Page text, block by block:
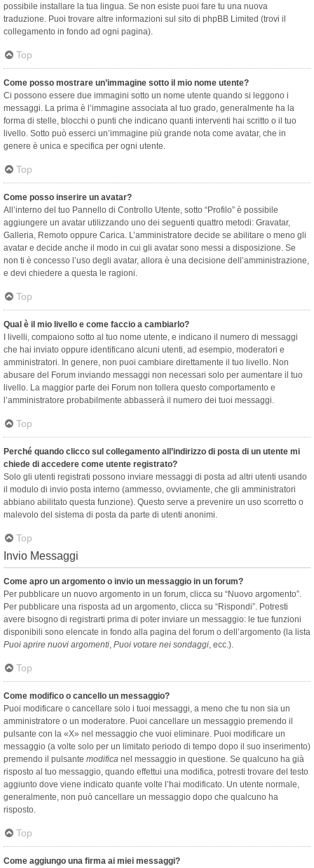
possibile installare la tua lingua. Se non esiste puoi fare tu una nuova
traduzione. Puoi trovare altre informazioni sul sito di phpBB Limited (trovi il
collegamento in fondo ad ogni pagina).
Top
Come posso mostrare un’immagine sotto il mio nome utente?
Ci possono essere due immagini sotto un nome utente quando si leggono i
messaggi. La prima è l’immagine associata al tuo grado, generalmente ha la
forma di stelle, blocchi o punti che indicano quanti interventi hai scritto o il tuo
livello. Sotto può esserci un’immagine più grande nota come avatar, che in
genere è unica e specifica per ogni utente.
Top
Come posso inserire un avatar?
All’interno del tuo Pannello di Controllo Utente, sotto “Profilo” è possibile
aggiungere un avatar utilizzando uno dei seguenti quattro metodi: Gravatar,
Galleria, Remoto oppure Carica. L’amministratore decide se abilitare o meno gli
avatar e decide anche il modo in cui gli avatar sono messi a disposizione. Se
non ti è concesso l’uso degli avatar, allora è una decisione dell’amministrazione,
e devi chiedere a questa le ragioni.
Top
Qual è il mio livello e come faccio a cambiarlo?
I livelli, compaiono sotto al tuo nome utente, e indicano il numero di messaggi
che hai inviato oppure identificano alcuni utenti, ad esempio, moderatori e
amministratori. In genere, non puoi cambiare direttamente il tuo livello. Non
abusare del Forum inviando messaggi non necessari solo per aumentare il tuo
livello. La maggior parte dei Forum non tollera questo comportamento e
l’amministratore probabilmente abbasserà il numero dei tuoi messaggi.
Top
Perché quando clicco sul collegamento all’indirizzo di posta di un utente mi
chiede di accedere come utente registrato?
Solo gli utenti registrati possono inviare messaggi di posta ad altri utenti usando
il modulo di invio posta interno (ammesso, ovviamente, che gli amministratori
abbiano abilitato questa funzione). Questo serve a prevenire un uso scorretto o
malevolo del sistema di posta da parte di utenti anonimi.
Top
Invio Messaggi
Come apro un argomento o invio un messaggio in un forum?
Per pubblicare un nuovo argomento in un forum, clicca su “Nuovo argomento”.
Per pubblicare una risposta ad un argomento, clicca su “Rispondi”. Potresti
avere bisogno di registrarti prima di poter inviare un messaggio: le tue funzioni
disponibili sono elencate in fondo alla pagina del forum o dell’argomento (la lista
Puoi aprire nuovi argomenti, Puoi votare nei sondaggi, ecc.).
Top
Come modifico o cancello un messaggio?
Puoi modificare o cancellare solo i tuoi messaggi, a meno che tu non sia un
amministratore o un moderatore. Puoi cancellare un messaggio premendo il
pulsante con la «X» nel messaggio che vuoi eliminare. Puoi modificare un
messaggio (a volte solo per un limitato periodo di tempo dopo il suo inserimento)
premendo il pulsante modifica nel messaggio in questione. Se qualcuno ha già
risposto al tuo messaggio, quando effettui una modifica, potresti trovare del testo
aggiunto dove viene indicato quante volte l’hai modificato. Un utente normale,
generalmente, non può cancellare un messaggio dopo che qualcuno ha
risposto.
Top
Come aggiungo una firma ai miei messaggi?